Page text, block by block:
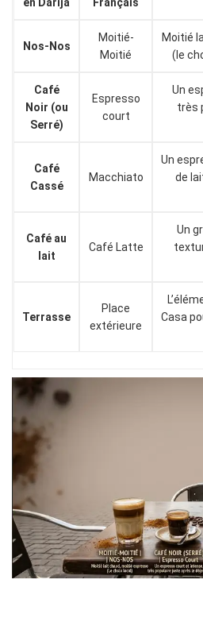
en Darija
Français
Nos-Nos
Moitié-
Moitié
Moitié
(le
Café
Noir (ou
Serré)
Espresso
court
Un
très
Café
Cassé
Macchiato
Un
de
Café au
lait
Café Latte
Un
Terrasse
Place
extérieure
Casa